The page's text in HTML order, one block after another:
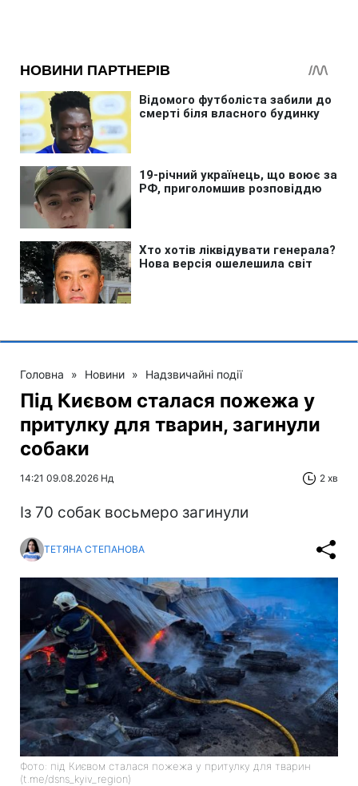
Головна » Новини » Надзвичайні події
Під Києвом сталася пожежа у
притулку для тварин, загинули
собаки
14:21 09.08.2026 Нд 2 хв
Із 70 собак восьмеро загинули
ТЕТЯНА СТЕПАНОВА
Фото: під Києвом сталася пожежа у притулку для тварин
(t.me/dsns_kyiv_region)